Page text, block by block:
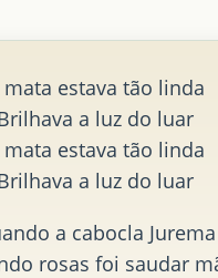
mata estava tão linda
a luz do luar
mata estava tão linda
a luz do luar
a cabocla Jurema
rosas foi saudar